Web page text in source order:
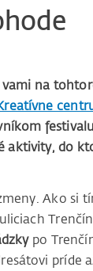
vami na
aktivity, do
Ako si
po
príde